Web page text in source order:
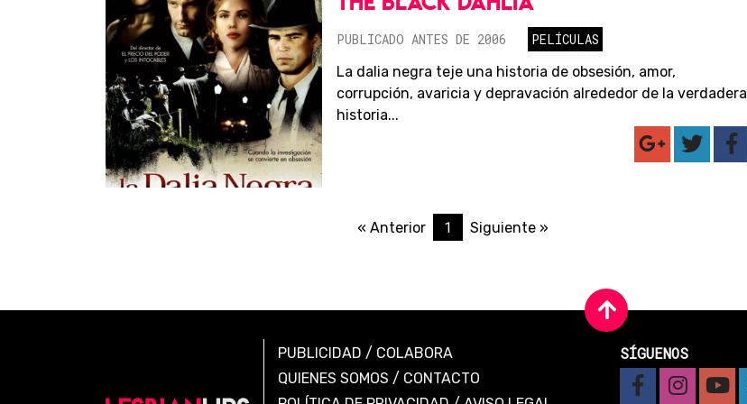
PUBLICADO ANTES DE 2006
PELÍCULAS
La dalia negra teje una historia de obsesión, amor,
corrupción, avaricia y depravación alrededor de la verdadera
historia...
« Anterior 1 Siguiente »
PUBLICIDAD / COLABORA
QUIENES SOMOS / CONTACTO
SÍGUENOS